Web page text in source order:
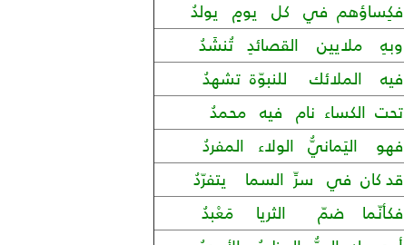
فكِساؤهم في كل يومٍ يولدُ
وبهِ ملايين القصائدِ تُنشَدُ
فيه الملائك للنبوّة تشهدُ
تحت الكساء نام فيه محمدُ
فهو اليَمانيُّ الولاء المفردُ
قد كان في سرِّ السما يتفرّدُ
فكأنّما ضمّ الثريا مَعْبدُ